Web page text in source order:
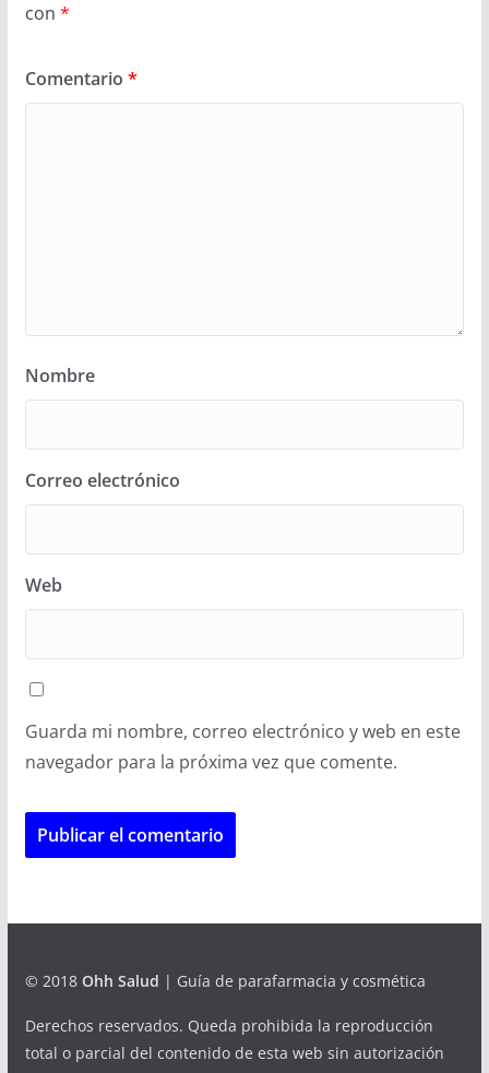
con *
Comentario *
Nombre
Correo electrónico
Web
Guarda mi nombre, correo electrónico y web en este
navegador para la próxima vez que comente.
© 2018 Ohh Salud | Guía de parafarmacia y cosmética
Derechos reservados. Queda prohibida la reproducción
total o parcial del contenido de esta web sin autorización